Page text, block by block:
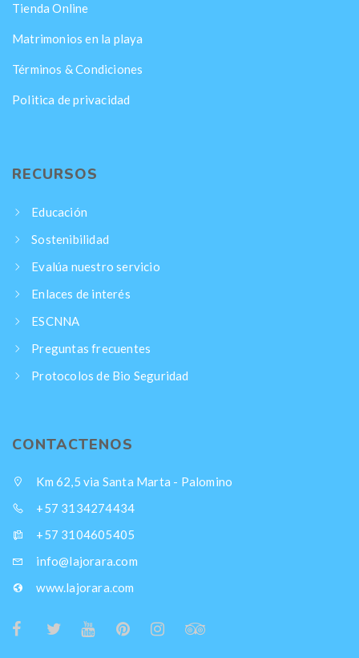
Tienda Online
Matrimonios en la playa
Términos & Condiciones
Politica de privacidad
RECURSOS
Educación
Sostenibilidad
Evalúa nuestro servicio
Enlaces de interés
ESCNNA
Preguntas frecuentes
Protocolos de Bio Seguridad
CONTACTENOS
Km 62,5 via Santa Marta - Palomino
+57 3134274434
+57 3104605405
info@lajorara.com
www.lajorara.com